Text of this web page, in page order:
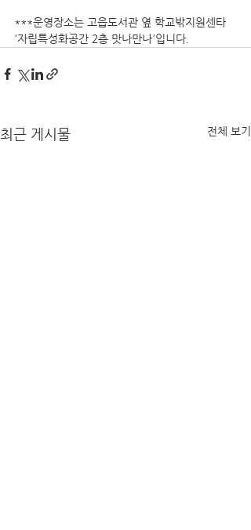
***운영장소는 고읍도서관 옆 학교밖지원센타
'자립특성화공간 2층 맛나만나'입니다.
최근 게시물 전체 보기